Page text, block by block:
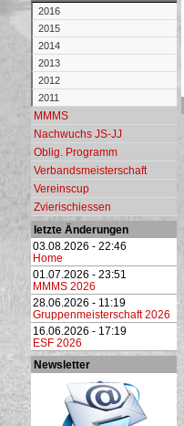
2016
2015
2014
2013
2012
2011
MMMS
Nachwuchs JS-JJ
Oblig. Programm
Verbandsmeisterschaft
Vereinscup
Zvierischiessen
letzte Änderungen
03.08.2026 - 22:46
Home
01.07.2026 - 23:51
MMMS 2026
28.06.2026 - 11:19
Gruppenmeisterschaft 2026
16.06.2026 - 17:19
ESF 2026
Newsletter